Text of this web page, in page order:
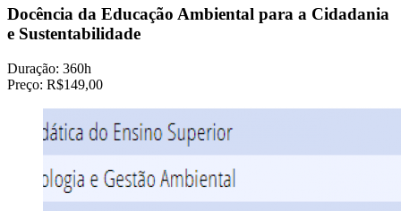
Docência da Educação Ambiental para a Cidadania
e Sustentabilidade
Duração: 360h
Preço: R$149,00